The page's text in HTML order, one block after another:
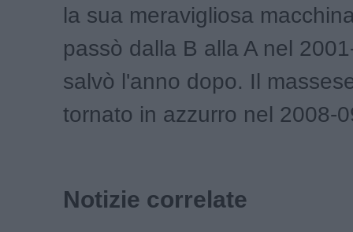
la sua meravigliosa
passò dalla B alla A nel
salvò l'anno dopo. Il
tornato in azzurro nel 2008-
Notizie correlate